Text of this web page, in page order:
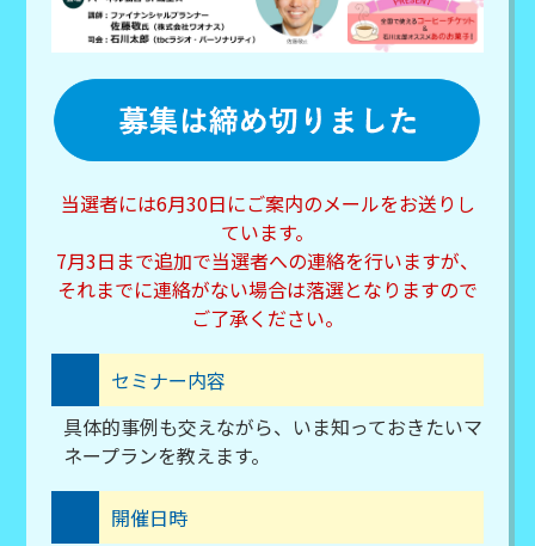
当選者には6月30日にご案内のメールをお送りし
ています。
7月3日まで追加で当選者への連絡を行いますが、
それまでに連絡がない場合は落選となりますので
ご了承ください。
セミナー内容
具体的事例も交えながら、いま知っておきたいマ
ネープランを教えます。
開催日時